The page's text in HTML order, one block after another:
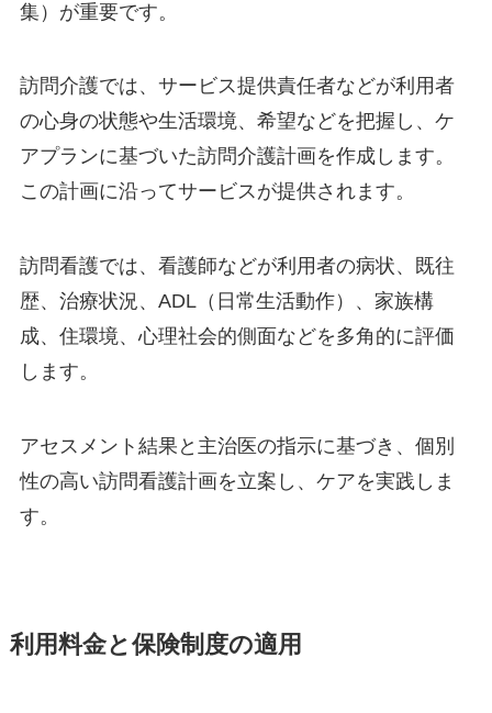
集）が重要です。
訪問介護では、サービス提供責任者などが利用者
の心身の状態や生活環境、希望などを把握し、ケ
アプランに基づいた訪問介護計画を作成します。
この計画に沿ってサービスが提供されます。
訪問看護では、看護師などが利用者の病状、既往
歴、治療状況、ADL（日常生活動作）、家族構
成、住環境、心理社会的側面などを多角的に評価
します。
アセスメント結果と主治医の指示に基づき、個別
性の高い訪問看護計画を立案し、ケアを実践しま
す。
利用料金と保険制度の適用